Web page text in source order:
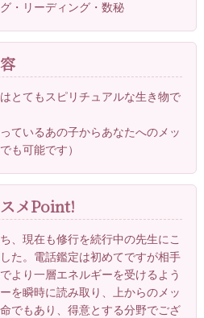
・リーディング・数秘
とてもスピリチュアルな生き物で
ているあの子からあなたへのメッ
も可能です）
メPoint!
、現在も修行を続行中の先生にこ
た。電話鑑定は初めてですが相手
より一層エネルギーを受けるよう
を瞬時に読み取り、上からのメッ
でもあり、得意とする分野でござ